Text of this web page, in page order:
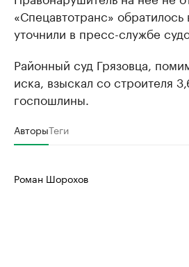
«Спецавтотранс»
уточнили в пресс-службе
Районный суд Грязовца,
иска, взыскал со строителя
госпошлины.
АвторыТеги
Роман Шорохов